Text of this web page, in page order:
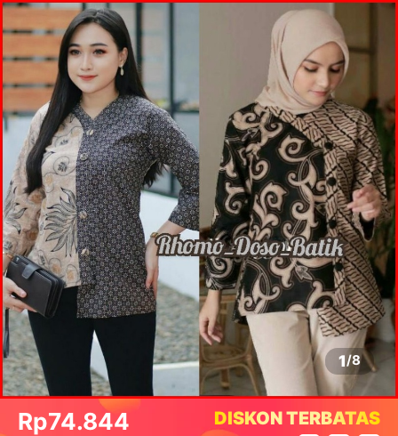
1/8
Rp74.844 DISKON TERBATAS